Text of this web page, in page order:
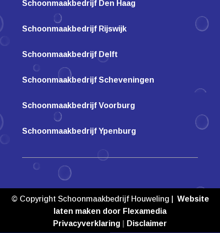
Schoonmaakbedrijf Den Haag
Schoonmaakbedrijf Rijswijk
Schoonmaakbedrijf Delft
Schoonmaakbedrijf Scheveningen
Schoonmaakbedrijf Voorburg
Schoonmaakbedrijf Ypenburg
© Copyright Schoonmaakbedrijf Houweling | Website
laten maken door Flexamedia
Privacyverklaring
Disclaimer